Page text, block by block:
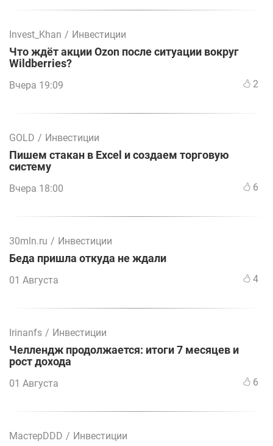
Invest_Khan / Инвестиции
Что ждёт акции Ozon после ситуации вокруг
Wildberries?
Вчера 19:09 2
GOLD / Инвестиции
Пишем стакан в Excel и создаем торговую
систему
Вчера 18:00 6
30mln.ru / Инвестиции
Беда пришла откуда не ждали
01 Августа 4
Irinanfs / Инвестиции
Челлендж продолжается: итоги 7 месяцев и
рост дохода
01 Августа 6
МастерDDD / Инвестиции